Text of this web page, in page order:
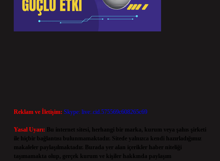
Reklam ve İletişim: Skype: live:.cid.575569c608265c69
Yasal Uyarı:
Bu internet sitesi, herhangi bir marka, kurum veya şahıs şirketi
ile hiçbir bağlantısı bulunmamaktadır. Sitede yalnızca kendi hazırladığımız
makaleler paylaşılmaktadır. Burada yer alan içerikler haber niteliği
taşımamakta olup, gerçek kurum ve kişiler hakkında paylaşım